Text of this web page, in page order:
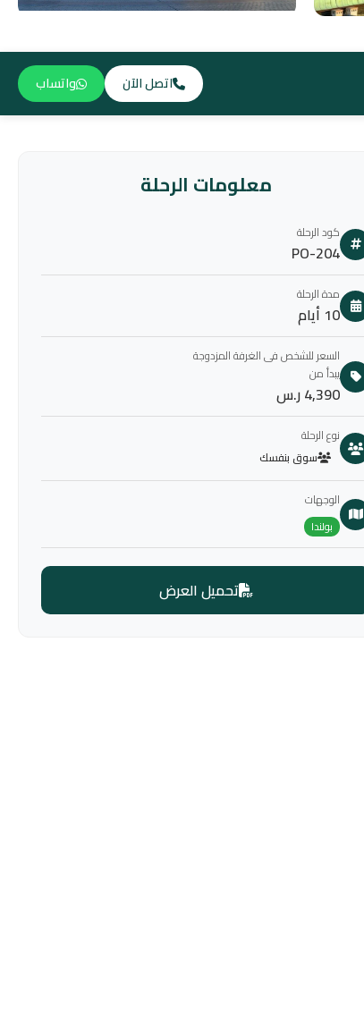
اتصل الآن واتساب
معلومات الرحلة
كود الرحلة
PO-204
مدة الرحلة
10 أيام
السعر للشخص فى الغرفة المزدوجة
يبدأ من
4,390 ر.س
نوع الرحلة
سوق بنفسك
الوجهات
بولندا
تحميل العرض